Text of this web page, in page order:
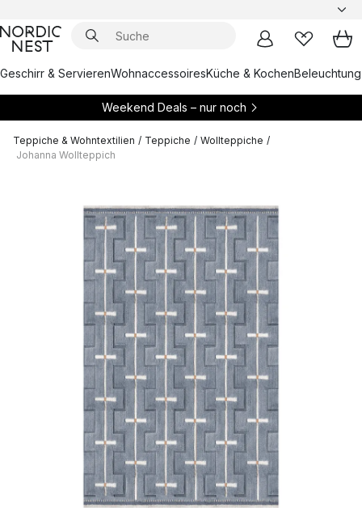
Geschirr & ServierenWohnaccessoiresKüche & KochenBeleuchtung
Weekend Deals – nur noch
Teppiche & Wohntextilien / Teppiche / Wollteppiche /
Johanna Wollteppich